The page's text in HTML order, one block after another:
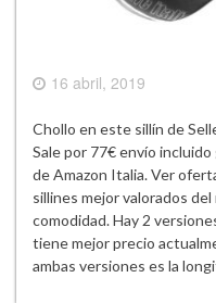
16 abril, 2019
Chollo en este sillín de
Sale por 77€ envío
de Amazon Italia. Ver
sillines mejor valorados
comodidad. Hay 2
tiene mejor precio
ambas versiones es la